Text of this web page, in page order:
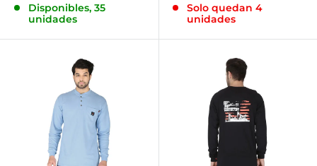
venta
Disponibles, 35
unidades
venta
Solo quedan 4
unidades